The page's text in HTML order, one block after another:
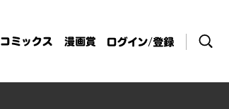
コミックス 漫画賞
ログイン / 登
録
検索